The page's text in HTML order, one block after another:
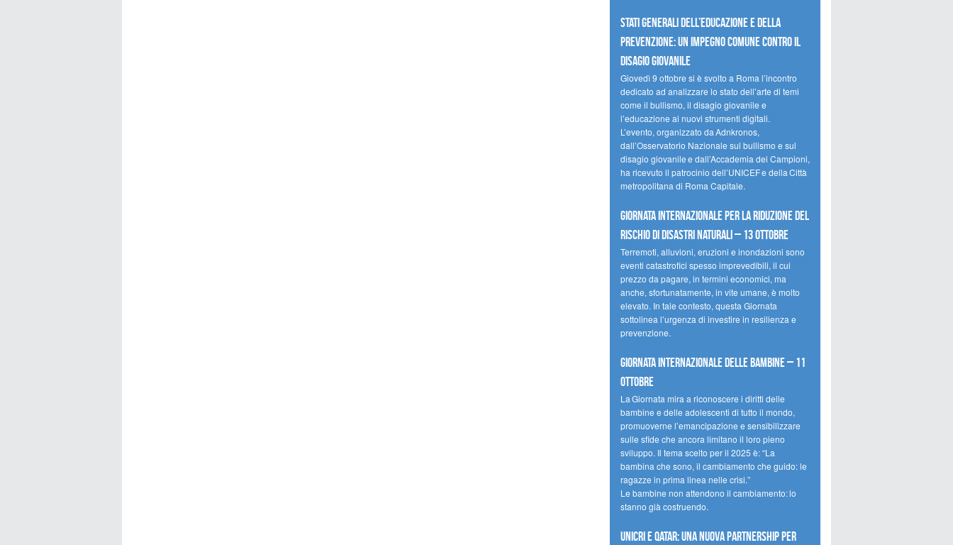
Stati Generali dell’Educazione e della
Prevenzione: un impegno comune contro il
disagio giovanile
Giovedì 9 ottobre si è svolto a Roma l’incontro
dedicato ad analizzare lo stato dell’arte di temi
come il bullismo, il disagio giovanile e
l’educazione ai nuovi strumenti digitali.
L’evento, organizzato da Adnkronos,
dall’Osservatorio Nazionale sul bullismo e sul
disagio giovanile e dall’Accademia dei Campioni,
ha ricevuto il patrocinio dell’UNICEF e della Città
metropolitana di Roma Capitale.
Giornata internazionale per la riduzione del
rischio di disastri naturali – 13 ottobre
Terremoti, alluvioni, eruzioni e inondazioni sono
eventi catastrofici spesso imprevedibili, il cui
prezzo da pagare, in termini economici, ma
anche, sfortunatamente, in vite umane, è molto
elevato. In tale contesto, questa Giornata
sottolinea l’urgenza di investire in resilienza e
prevenzione.
Giornata internazionale delle bambine – 11
ottobre
La Giornata mira a riconoscere i diritti delle
bambine e delle adolescenti di tutto il mondo,
promuoverne l’emancipazione e sensibilizzare
sulle sfide che ancora limitano il loro pieno
sviluppo. Il tema scelto per il 2025 è: “La
bambina che sono, il cambiamento che guido: le
ragazze in prima linea nelle crisi.”
Le bambine non attendono il cambiamento: lo
stanno già costruendo.
UNICRI e Qatar: una nuova partnership per